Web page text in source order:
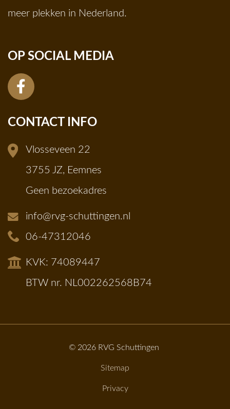
meer plekken in Nederland.
OP SOCIAL MEDIA
CONTACT INFO
Vlosseveen 22
3755 JZ, Eemnes
Geen bezoekadres
info@rvg-schuttingen.nl
06-47312046
KVK: 74089447
BTW nr. NL002262568B74
© 2026 RVG Schuttingen
Sitemap
Privacy